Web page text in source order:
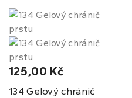
125,00 Kč
134Gelový chránič